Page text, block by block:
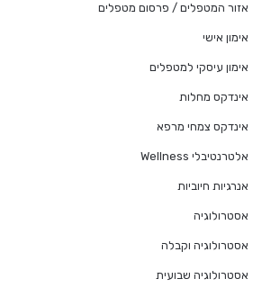
אזור המטפלים / פרסום מטפלים
אימון אישי
אימון עיסקי למטפלים
אינדקס מחלות
אינדקס צמחי מרפא
אלטרנטיבלי Wellness
אנרגיות חיוביות
אסטרולוגיה
אסטרולוגיה וקבלה
אסטרולוגיה שבועית